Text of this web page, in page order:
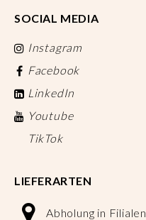
SOCIAL MEDIA
Instagram
Facebook
LinkedIn
Youtube
TikTok
LIEFERARTEN
Abholung in Filialen